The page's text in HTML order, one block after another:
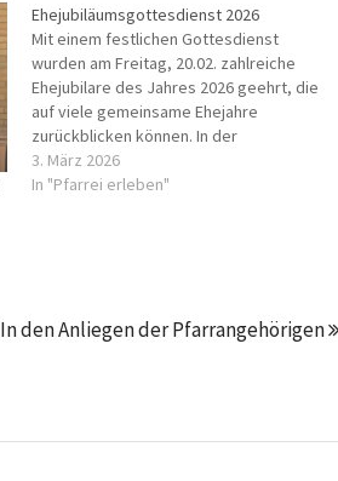
Ehejubiläumsgottesdienst 2026
Mit einem festlichen Gottesdienst
wurden am Freitag, 20.02. zahlreiche
Ehejubilare des Jahres 2026 geehrt, die
auf viele gemeinsame Ehejahre
zurückblicken können. In der
stimmungsvoll geschmückten
Pfarrkirche nahmen viele Ehejubilare
3. März 2026
In "Pfarrei erleben"
In den Anliegen der Pfarrangehörigen